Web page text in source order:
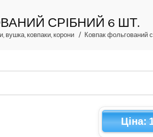
СРІБНИЙ 6 ШТ.
вушка, ковпаки, корони Ковпак фольгований
Ціна: